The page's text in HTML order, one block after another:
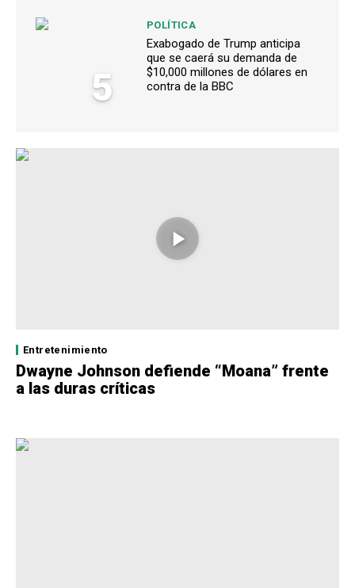
5
POLÍTICA
Exabogado de Trump anticipa
que se caerá su demanda de
$10,000 millones de dólares en
contra de la BBC
Entretenimiento
Dwayne Johnson defiende “Moana” frente
a las duras críticas